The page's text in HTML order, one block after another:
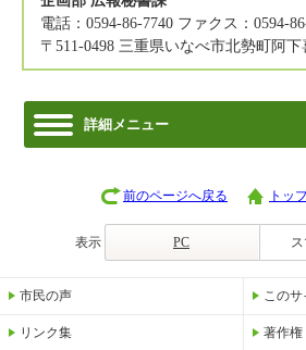
電話：0594-86-7740 ファクス：0594-
〒511-0498 三重県いなべ市北勢町阿下
詳細メニュー
前のページへ戻る トッ
表示 PC
市民の声 この
リンク集 著作権